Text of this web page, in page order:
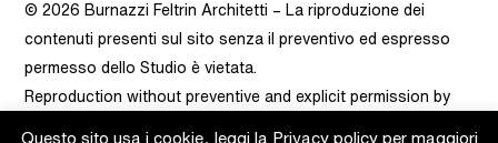
© 2026 Burnazzi Feltrin Architetti –
La riproduzione dei
contenuti presenti sul sito senza il preventivo ed espresso
permesso dello Studio è vietata.
Reproduction without preventive and explicit permission by
Questo sito usa i cookie, leggi la Privacy policyper maggiori